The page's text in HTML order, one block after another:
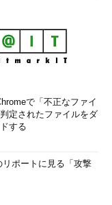
で「不正なファイ
定されたファイルをダ
する
ポートに見る「攻撃